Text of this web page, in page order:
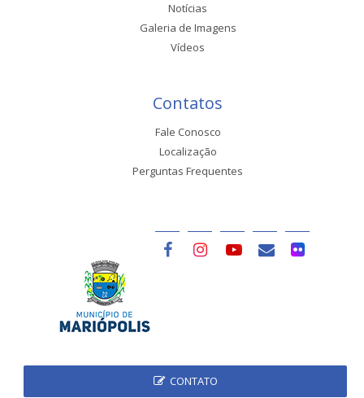
Notícias
Galeria de Imagens
Vídeos
Contatos
Fale Conosco
Localização
Perguntas Frequentes
CONTATO